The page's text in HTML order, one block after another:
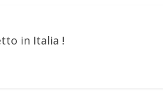
in Italia !